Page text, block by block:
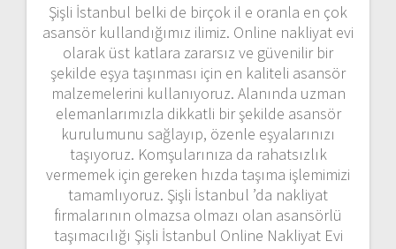
Şişli İstanbul belki de birçok il e oranla en çok
asansör kullandığımız ilimiz. Online nakliyat evi
olarak üst katlara zararsız ve güvenilir bir
şekilde eşya taşınması için en kaliteli asansör
malzemelerini kullanıyoruz. Alanında uzman
elemanlarımızla dikkatli bir şekilde asansör
kurulumunu sağlayıp, özenle eşyalarınızı
taşıyoruz. Komşularınıza da rahatsızlık
vermemek için gereken hızda taşıma işlemimizi
tamamlıyoruz. Şişli İstanbul ’da nakliyat
firmalarının olmazsa olmazı olan asansörlü
taşımacılığı Şişli İstanbul Online Nakliyat Evi